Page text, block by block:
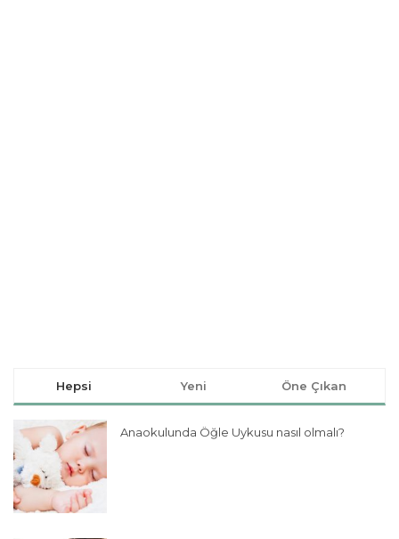
Hepsi Yeni Öne Çıkan
Anaokulunda Öğle Uykusu nasıl olmalı?